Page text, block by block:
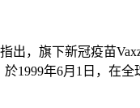
出，旗下新冠疫苗
1999年6月1日，在